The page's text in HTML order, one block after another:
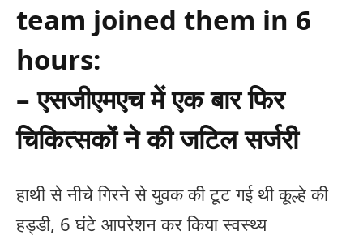
team joined them in 6
hours:
– एसजीएमएच में एक बार फिर
चिकित्सकों ने की जटिल सर्जरी
हाथी से नीचे गिरने से युवक की टूट गई थी कूल्हे की
हड्डी, 6 घंटे आपरेशन कर किया स्वस्थ्य